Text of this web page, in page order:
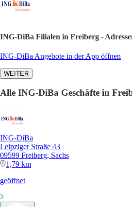
ING-DiBa Filialen in Freiberg -
ING-DiBa Angebote in der App öffnen
WEITER
Alle ING-DiBa Geschäfte in
ING-DiBa
Leipziger Straße 43
09599 Freiberg, Sachs
1,79 km
geöffnet